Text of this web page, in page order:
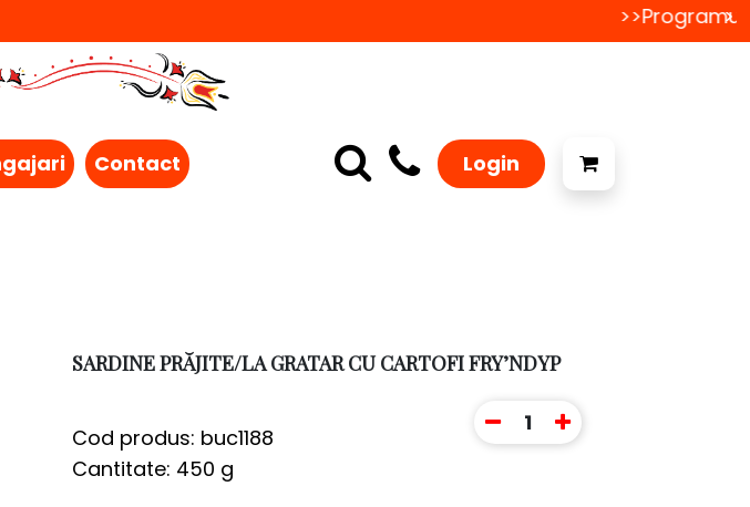
Contact Login
SARDINE PRĂJITE/LA GRATAR CU CARTOFI FRY’NDYP
Cod produs: buc1188
Cantitate: 450 g
1